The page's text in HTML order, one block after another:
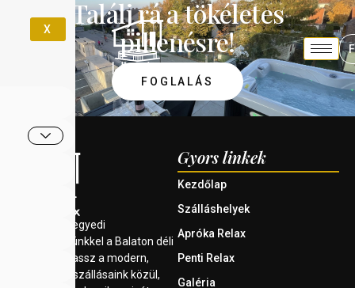
X
Találj rá a tökéletes
pihenésre!
FOGLALÁS
Várunk két egyedi
szálláshelyünkkel a Balaton déli
partján. Válassz a modern,
kényelmes szállásaink közül,
Gyors linkek
Kezdőlap
Szálláshelyek
Apróka Relax
Penti Relax
Galéria